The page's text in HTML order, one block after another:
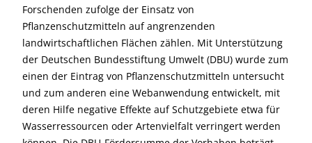
Forschenden zufolge der Einsatz von
Pflanzenschutzmitteln auf angrenzenden
landwirtschaftlichen Flächen zählen. Mit Unterstützung
der Deutschen Bundesstiftung Umwelt (DBU) wurde zum
einen der Eintrag von Pflanzenschutzmitteln untersucht
und zum anderen eine Webanwendung entwickelt, mit
deren Hilfe negative Effekte auf Schutzgebiete etwa für
Wasserressourcen oder Artenvielfalt verringert werden